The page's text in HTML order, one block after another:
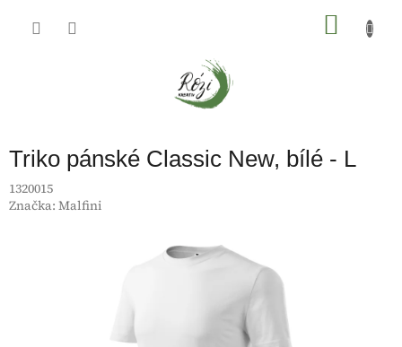
Triko pánské Classic New, bílé - L
1320015
Značka: Malfini